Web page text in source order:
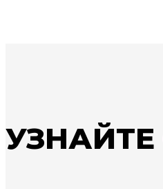
УЗНАЙТЕ